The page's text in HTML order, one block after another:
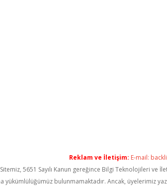
Reklam ve İletişim: E-mail:
Sitemiz, 5651 Sayılı Kanun gereğince Bilgi Teknolojileri
yükümlülüğümüz bulunmamaktadır. Ancak, üyelerimiz